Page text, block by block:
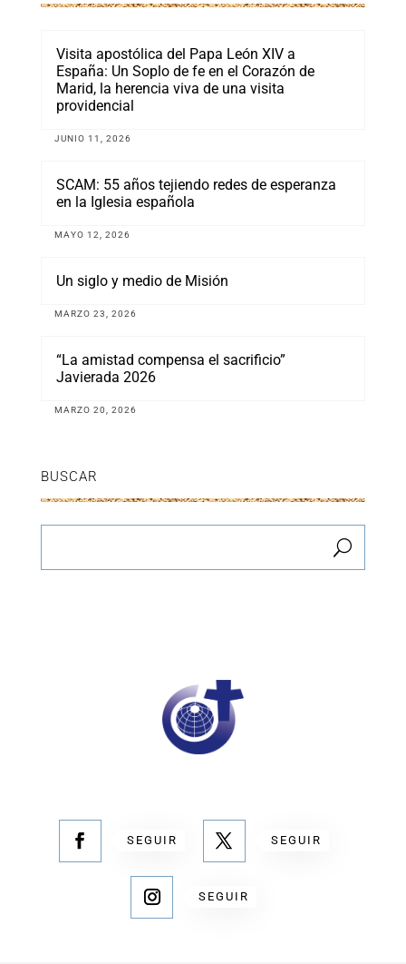
Visita apostólica del Papa León XIV a
España: Un Soplo de fe en el Corazón de
Marid, la herencia viva de una visita
providencial
JUNIO 11, 2026
SCAM: 55 años tejiendo redes de esperanza
en la Iglesia española
MAYO 12, 2026
Un siglo y medio de Misión
MARZO 23, 2026
“La amistad compensa el sacrificio”
Javierada 2026
MARZO 20, 2026
BUSCAR
SEGUIR SEGUIR
SEGUIR